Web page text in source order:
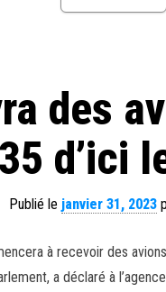
des
d’ici
Publié le janvier 31, 2023
à recevoir des
a déclaré à